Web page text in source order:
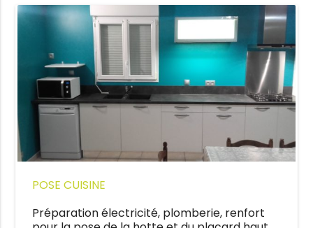
POSE CUISINE
Préparation électricité, plomberie, renfort